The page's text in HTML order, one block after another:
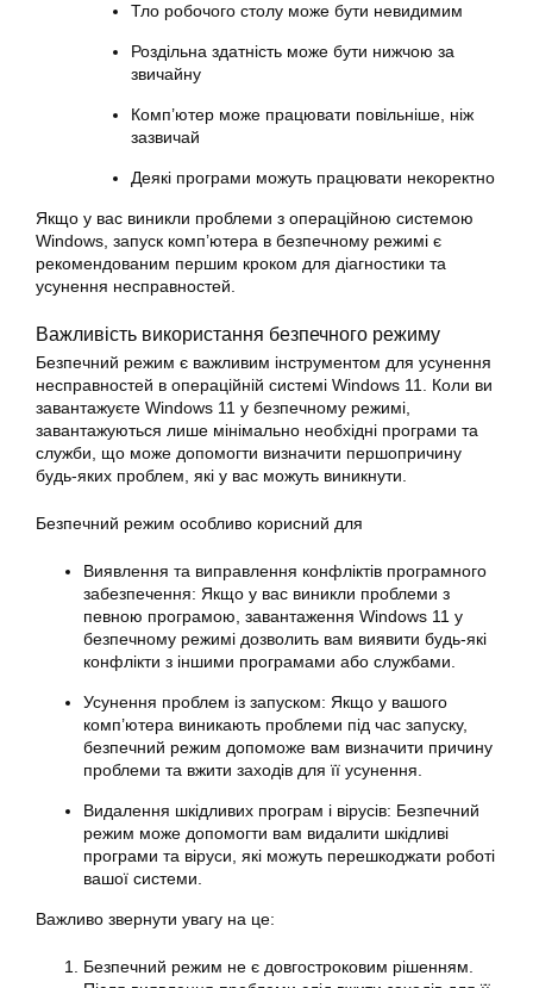
Тло робочого столу може бути невидимим
Роздільна здатність може бути нижчою за
звичайну
Комп’ютер може працювати повільніше, ніж
зазвичай
Деякі програми можуть працювати некоректно
Якщо у вас виникли проблеми з операційною системою
Windows, запуск комп’ютера в безпечному режимі є
рекомендованим першим кроком для діагностики та
усунення несправностей.
Важливість використання безпечного режиму
Безпечний режим є важливим інструментом для усунення
несправностей в операційній системі Windows 11. Коли ви
завантажуєте Windows 11 у безпечному режимі,
завантажуються лише мінімально необхідні програми та
служби, що може допомогти визначити першопричину
будь-яких проблем, які у вас можуть виникнути.
Безпечний режим особливо корисний для
Виявлення та виправлення конфліктів програмного
забезпечення: Якщо у вас виникли проблеми з
певною програмою, завантаження Windows 11 у
безпечному режимі дозволить вам виявити будь-які
конфлікти з іншими програмами або службами.
Усунення проблем із запуском: Якщо у вашого
комп’ютера виникають проблеми під час запуску,
безпечний режим допоможе вам визначити причину
проблеми та вжити заходів для її усунення.
Видалення шкідливих програм і вірусів: Безпечний
режим може допомогти вам видалити шкідливі
програми та віруси, які можуть перешкоджати роботі
вашої системи.
Важливо звернути увагу на це:
Безпечний режим не є довгостроковим рішенням.